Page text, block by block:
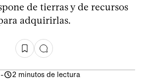
de tierras y de recursos
adquirirlas.
- 2 minutos de lectura